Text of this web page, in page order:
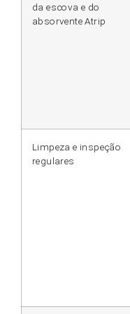
da escova e do
absorvente Atrip
Limpeza e inspeção
regulares